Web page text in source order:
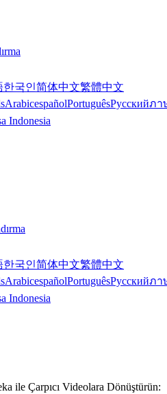
한국인简体中文繁體中文
ArabicespañolPortuguêsРусскийภา
Indonesia
한국인简体中文繁體中文
ArabicespañolPortuguêsРусскийภา
Indonesia
ile Çarpıcı Videolara Dönüştürün: